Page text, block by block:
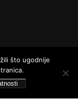
što ugodnije